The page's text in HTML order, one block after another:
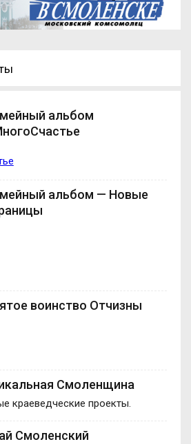
альбом
альбом — Новые
воинство Отчизны
Смоленщина
краеведческие проекты.
Смоленский